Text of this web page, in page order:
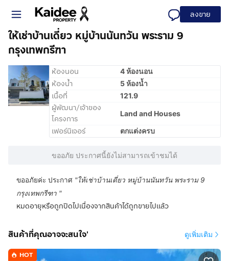
ลงขาย
ให้เช่าบ้านเดี่ยว หมู่บ้านนันทวัน พระราม 9
กรุงเทพกรีฑา
ห้องนอน 4 ห้องนอน
ห้องน้ำ 5 ห้องน้ำ
เนื้อที่ 121.9
ผู้พัฒนา/เจ้าของ
โครงการ
Land and Houses
เฟอร์นิเจอร์ ตกแต่งครบ
ขออภัย ประกาศนี้ยังไม่สามารถเข้าชมได้
ขออภัยค่ะ ประกาศ "ให้เช่าบ้านเดี่ยว หมู่บ้านนันทวัน พระราม 9
กรุงเทพกรีฑา "
หมดอายุหรือถูกปิดไปเนื่องจากสินค้าได้ถูกขายไปแล้ว
สินค้าที่คุณอาจจะสนใจ' ดูเพิ่มเติม
HOT